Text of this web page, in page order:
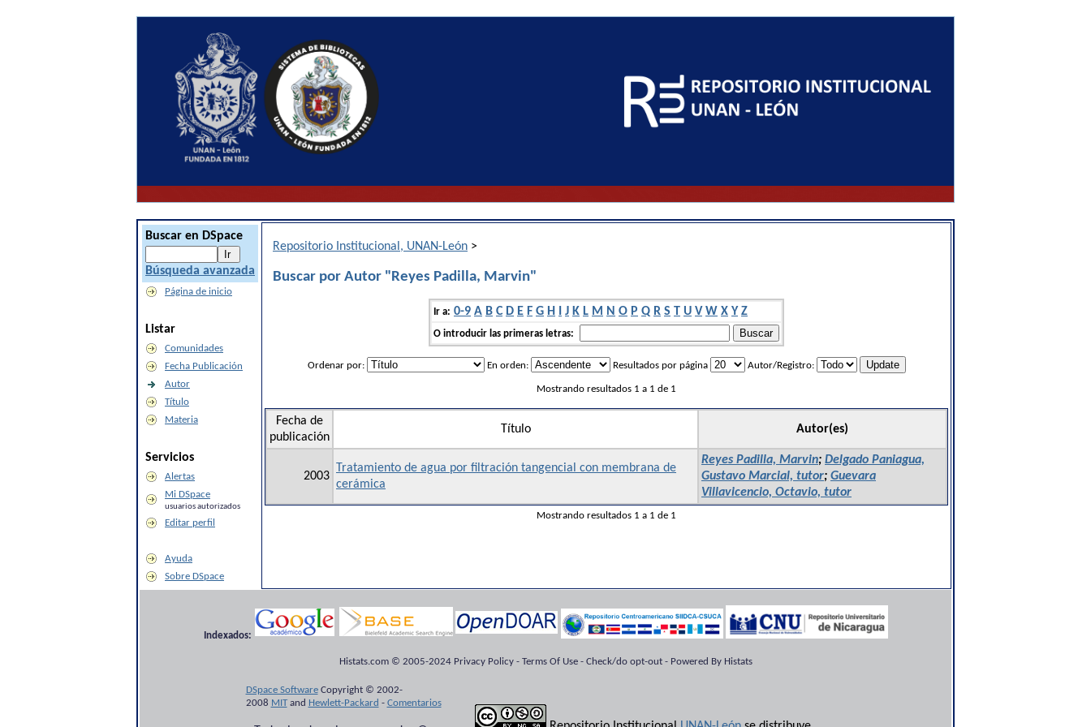
Buscar en DSpace
Búsqueda avanzada
Página de inicio
Listar
Comunidades
Fecha Publicación
Autor
Título
Materia
Servicios
Alertas
Mi DSpace
usuarios autorizados
Editar perfil
Ayuda
Sobre DSpace
Repositorio Institucional, UNAN-León >
Buscar por Autor "Reyes Padilla, Marvin"
Ir a: 0-9 A B C D E F G H I J K L M N O P Q R S T U V W X Y Z
O introducir las primeras letras:
Ordenar por: En orden: Resultados por página Autor/Registro:
Mostrando resultados 1 a 1 de 1
Fecha de
publicación
Título Autor(es)
2003
Tratamiento de agua por filtración tangencial con membrana de
cerámica
Reyes Padilla, Marvin; Delgado Paniagua,
Gustavo Marcial, tutor; Guevara
Villavicencio, Octavio, tutor
Mostrando resultados 1 a 1 de 1
Indexados:
Histats.com © 2005-2024 Privacy Policy - Terms Of Use - Check/do opt-out - Powered By Histats
DSpace SoftwareCopyright © 2002-
2008 MITand Hewlett-Packard - Comentarios